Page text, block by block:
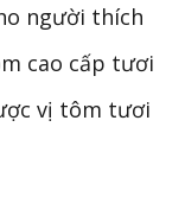
người thích
cao cấp tươi
vị tôm tươi